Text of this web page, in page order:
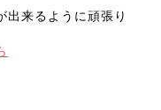
出来るように頑張り